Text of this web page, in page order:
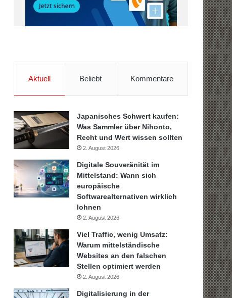
Aktuell Beliebt Kommentare
Japanisches Schwert kaufen:
Was Sammler über Nihonto,
Recht und Wert wissen sollten
2. August 2026
Digitale Souveränität im
Mittelstand: Wann sich
europäische
Softwarealternativen wirklich
lohnen
2. August 2026
Viel Traffic, wenig Umsatz:
Warum mittelständische
Websites an den falschen
Stellen optimiert werden
2. August 2026
Digitalisierung in der